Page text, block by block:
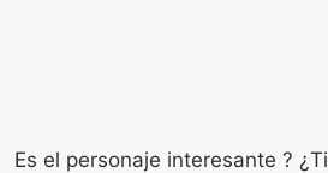
Es el personaje interesante ?